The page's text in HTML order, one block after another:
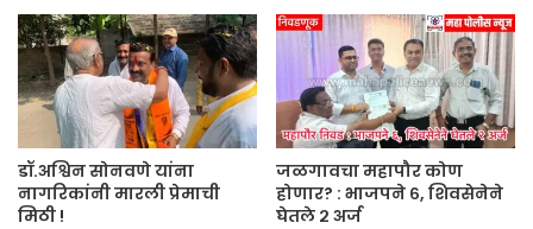
डॉ.अश्विन सोनवणे यांना
नागरिकांनी मारली प्रेमाची
मिठी !
जळगावचा महापौर कोण
होणार? : भाजपने ६, शिवसेनेने
घेतले २ अर्ज